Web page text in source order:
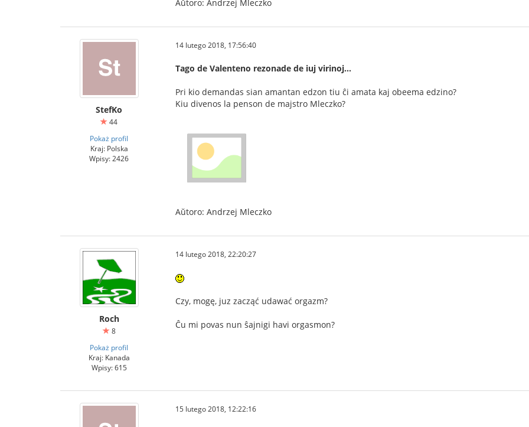
Aŭtoro: Andrzej Mleczko
StefKo
44
Pokaż profil
Kraj: Polska
Wpisy: 2426
14 lutego 2018, 17:56:40
Tago de Valenteno rezonade de iuj virinoj...
Pri kio demandas sian amantan edzon tiu ĉi amata kaj obeema edzino?
Kiu divenos la penson de majstro Mleczko?
Aŭtoro: Andrzej Mleczko
Roch
8
Pokaż profil
Kraj: Kanada
Wpisy: 615
14 lutego 2018, 22:20:27
Czy, mogę, juz zacząć udawać orgazm?
Ĉu mi povas nun ŝajnigi havi orgasmon?
15 lutego 2018, 12:22:16